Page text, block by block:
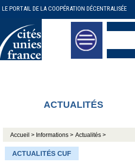
LE PORTAIL DE LA COOPÉRATION DÉCENTRALISÉE
ACTUALITÉS
Accueil > Informations > Actualités >
ACTUALITÉS CUF